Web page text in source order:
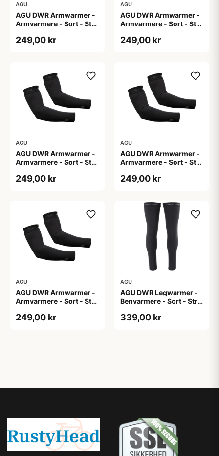
AGU
AGU DWR Armwarmer -
Armvarmere - Sort - Str.
249,00 kr
AGU
AGU DWR Armwarmer -
Armvarmere - Sort - Str.
249,00 kr
AGU
AGU DWR Armwarmer -
Armvarmere - Sort - Str.
249,00 kr
AGU
AGU DWR Armwarmer -
Armvarmere - Sort - Str.
249,00 kr
AGU
AGU DWR Armwarmer -
Armvarmere - Sort - Str.
249,00 kr
AGU
AGU DWR Legwarmer -
Benvarmere - Sort - Str.
339,00 kr